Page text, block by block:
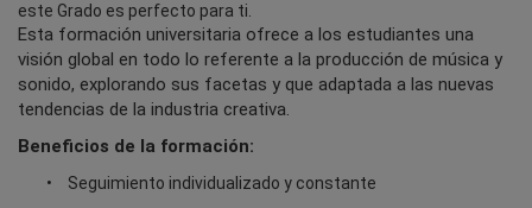
este Grado es perfecto para ti.
Esta formación universitaria ofrece a los estudiantes una
visión global en todo lo referente a la producción de música y
sonido, explorando sus facetas y que adaptada a las nuevas
tendencias de la industria creativa.
Beneficios de la formación:
Seguimiento individualizado y constante